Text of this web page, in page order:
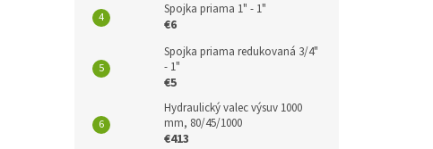
Spojka priama 1" - 1"
€6
Spojka priama redukovaná 3/4"
- 1"
€5
Hydraulický valec výsuv 1000
mm, 80/45/1000
€413